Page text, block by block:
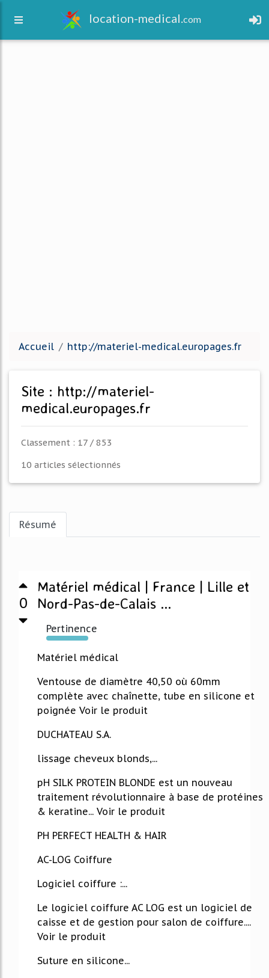
location-medical.com
Accueil http://materiel-medical.europages.fr
Site : http://materiel-
medical.europages.fr
Classement : 17 / 853
10 articles sélectionnés
Résumé
0
Matériel médical | France | Lille et
Nord-Pas-de-Calais ...
Pertinence
471%
Matériel médical
Ventouse de diamètre 40,50 où 60mm
complète avec chaînette, tube en silicone et
poignée Voir le produit
DUCHATEAU S.A.
lissage cheveux blonds,...
pH SILK PROTEIN BLONDE est un nouveau
traitement révolutionnaire à base de protéines
& keratine... Voir le produit
PH PERFECT HEALTH & HAIR
AC-LOG Coiffure
Logiciel coiffure :...
Le logiciel coiffure AC LOG est un logiciel de
caisse et de gestion pour salon de coiffure....
Voir le produit
Suture en silicone...